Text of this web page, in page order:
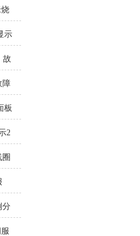
示
故
障
板
2
分